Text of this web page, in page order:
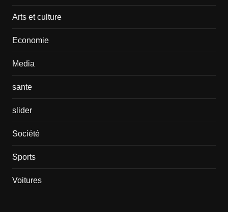
Arts et culture
Economie
Media
sante
slider
Société
Sports
Voitures